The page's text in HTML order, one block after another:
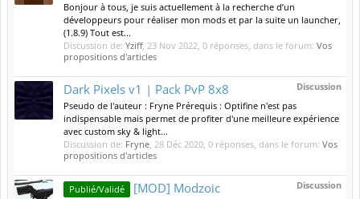
Bonjour à tous, je suis actuellement à la recherche d’un
développeurs pour réaliser mon mods et par la suite un launcher,
(1.8.9) Tout est...
Discussion de: Yziff, 23 Nov 2022, 0 réponses, dans le forum: Vos
propositions d'articles
Discussion
Dark Pixels v1 | Pack PvP 8x8
Pseudo de l'auteur : Fryne Prérequis : Optifine n'est pas
indispensable mais permet de profiter d'une meilleure expérience
avec custom sky & light...
Discussion de: Fryne, 28 Déc 2020, 0 réponses, dans le forum: Vos
propositions d'articles
Discussion
Publié/Validé [MOD] Modzoic